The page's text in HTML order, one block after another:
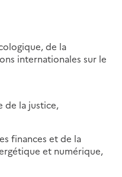
de la
internationales sur le
de la justice,
finances et de la
et numérique,